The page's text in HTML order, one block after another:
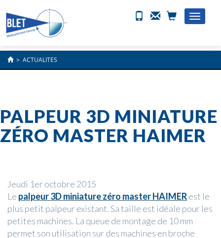
Toggle
> ACTUALITES
PALPEUR 3D MINIATURE
ZÉRO MASTER HAIMER
Jeudi 1er octobre 2015
Le palpeur 3D miniature zéro master HAIMERest le
plus petit palpeur existant. Sa taille est idéale pour les
petites machines. La queue de montage de 10 mm
permet son utilisation sur des machines en broche